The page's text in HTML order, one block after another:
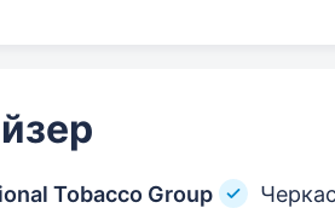
Tobacco Group